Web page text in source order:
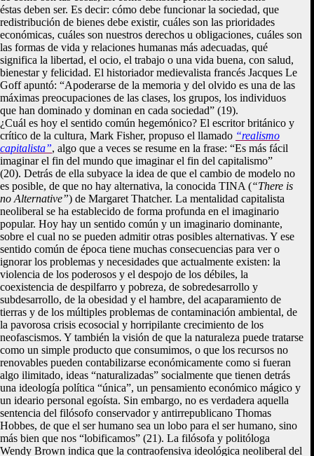
éstas deben ser. Es decir: cómo debe funcionar la sociedad, que
redistribución de bienes debe existir, cuáles son las prioridades
económicas, cuáles son nuestros derechos u obligaciones, cuáles son
las formas de vida y relaciones humanas más adecuadas, qué
significa la libertad, el ocio, el trabajo o una vida buena, con salud,
bienestar y felicidad. El historiador medievalista francés Jacques Le
Goff apuntó: “Apoderarse de la memoria y del olvido es una de las
máximas preocupaciones de las clases, los grupos, los individuos
que han dominado y dominan en cada sociedad” (19).
¿Cuál es hoy el sentido común hegemónico? El escritor británico y
crítico de la cultura, Mark Fisher, propuso el llamado “realismo
capitalista”, algo que a veces se resume en la frase: “Es más fácil
imaginar el fin del mundo que imaginar el fin del capitalismo”
(20). Detrás de ella subyace la idea de que el cambio de modelo no
es posible, de que no hay alternativa, la conocida TINA (“There is
no Alternative”) de Margaret Thatcher. La mentalidad capitalista
neoliberal se ha establecido de forma profunda en el imaginario
popular. Hoy hay un sentido común y un imaginario dominante,
sobre el cual no se pueden admitir otras posibles alternativas. Y ese
sentido común de época tiene muchas consecuencias para ver o
ignorar los problemas y necesidades que actualmente existen: la
violencia de los poderosos y el despojo de los débiles, la
coexistencia de despilfarro y pobreza, de sobredesarrollo y
subdesarrollo, de la obesidad y el hambre, del acaparamiento de
tierras y de los múltiples problemas de contaminación ambiental, de
la pavorosa crisis ecosocial y horripilante crecimiento de los
neofascismos. Y también la visión de que la naturaleza puede tratarse
como un simple producto que consumimos, o que los recursos no
renovables pueden contabilizarse económicamente como si fueran
algo ilimitado, ideas “naturalizadas” socialmente que tienen detrás
una ideología política “única”, un pensamiento económico mágico y
un ideario personal egoísta. Sin embargo, no es verdadera aquella
sentencia del filósofo conservador y antirrepublicano Thomas
Hobbes, de que el ser humano sea un lobo para el ser humano, sino
más bien que nos “lobificamos” (21). La filósofa y politóloga
Wendy Brown indica que la contraofensiva ideológica neoliberal del